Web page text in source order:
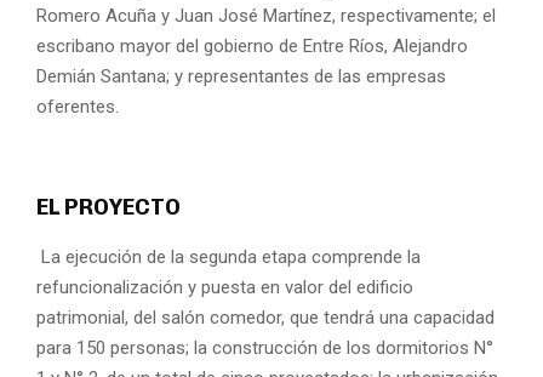
Romero Acuña y Juan José Martínez, respectivamente; el
escribano mayor del gobierno de Entre Ríos, Alejandro
Demián Santana; y representantes de las empresas
oferentes.
EL PROYECTO
La ejecución de la segunda etapa comprende la
refuncionalización y puesta en valor del edificio
patrimonial, del salón comedor, que tendrá una capacidad
para 150 personas; la construcción de los dormitorios N°